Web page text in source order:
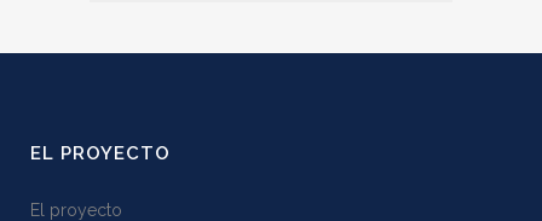
EL PROYECTO
El proyecto